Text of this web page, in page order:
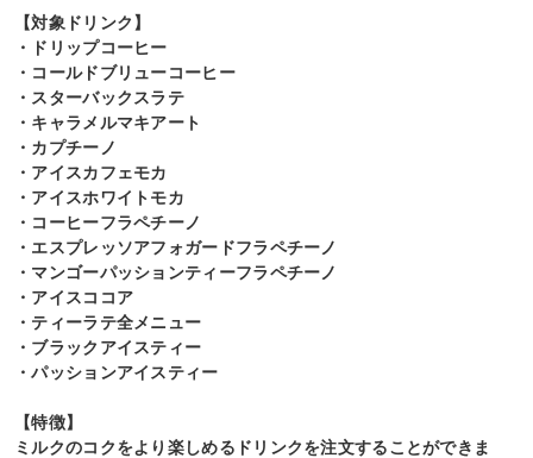
【対象ドリンク】
・ドリップコーヒー
・コールドブリューコーヒー
・スターバックスラテ
・キャラメルマキアート
・カプチーノ
・アイスカフェモカ
・アイスホワイトモカ
・コーヒーフラペチーノ
・エスプレッソアフォガードフラペチーノ
・マンゴーパッションティーフラペチーノ
・アイスココア
・ティーラテ全メニュー
・ブラックアイスティー
・パッションアイスティー
【特徴】
ミルクのコクをより楽しめるドリンクを注文することができま